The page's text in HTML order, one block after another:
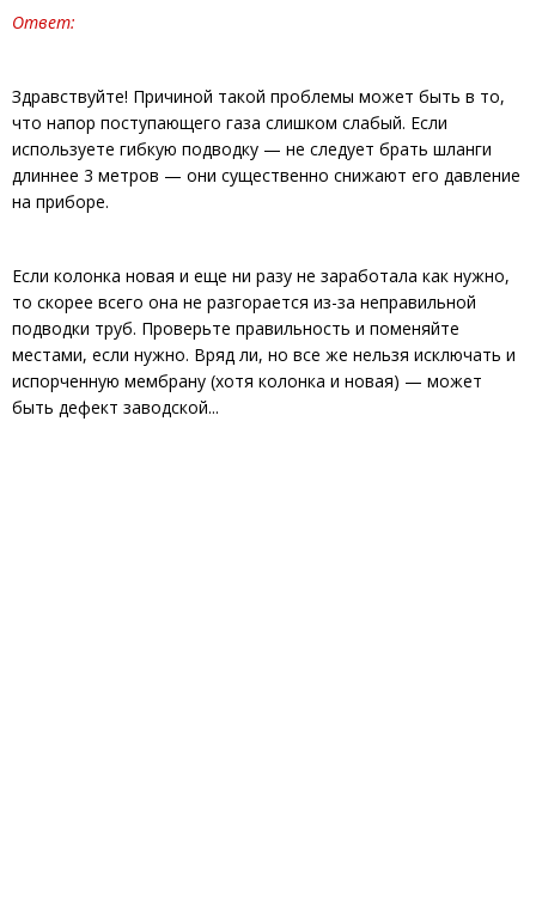
Ответ:
Здравствуйте! Причиной такой проблемы может быть в то,
что напор поступающего газа слишком слабый. Если
используете гибкую подводку — не следует брать шланги
длиннее 3 метров — они существенно снижают его давление
на приборе.
Если колонка новая и еще ни разу не заработала как нужно,
то скорее всего она не разгорается из-за неправильной
подводки труб. Проверьте правильность и поменяйте
местами, если нужно. Вряд ли, но все же нельзя исключать и
испорченную мембрану (хотя колонка и новая) — может
быть дефект заводской...